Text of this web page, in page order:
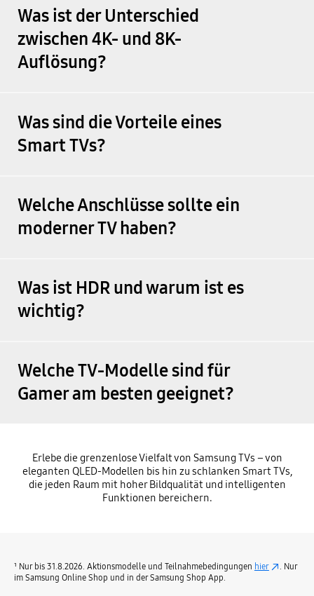
Was ist der Unterschied
zwischen 4K- und 8K-
Auflösung?
Was sind die Vorteile eines
Smart TVs?
Welche Anschlüsse sollte ein
moderner TV haben?
Was ist HDR und warum ist es
wichtig?
Welche TV-Modelle sind für
Gamer am besten geeignet?
Erlebe die grenzenlose Vielfalt von Samsung TVs – von
eleganten QLED-Modellen bis hin zu schlanken Smart TVs,
die jeden Raum mit hoher Bildqualität und intelligenten
Funktionen bereichern.
¹ Nur bis 31.8.2026. Aktionsmodelle und Teilnahmebedingungen hier
. Nur
im Samsung Online Shop und in der Samsung Shop App.